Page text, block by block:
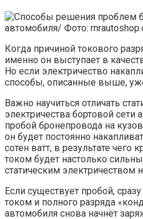
Когда причиной токового
именно он выступает в
Но если электричество
способы, описанные выше,
Важно научиться отличать
электричества бортовой сети
пробой бронепровода на
он будет постоянно
сотен ватт, в результате чего
током будет настолько
статическим электричеством
Если существует пробой,
током и полного разряда
автомобиля снова начнёт